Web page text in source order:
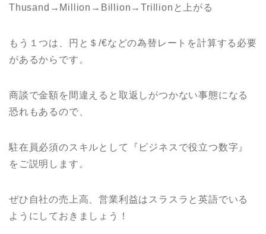
Thusand→Million→Billion→Trillionと上がる
もう１つは、円と＄/€などの為替レートを計算する必要
があるからです。
商談で金額を間違えると取返しがつかない事態になる
恐れもあるので、
駐在員必須のスキルとして『ビジネスで役立つ数字』
をご説明します。
ぜひ自社の売上高、営業利益はスラスラと英語でいる
ようにしておきましょう！